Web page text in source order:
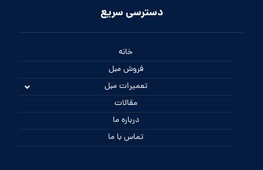
دسترسی سریع
خانه
فروش مبل
تعمیرات مبل
مقالات
درباره ما
تماس با ما